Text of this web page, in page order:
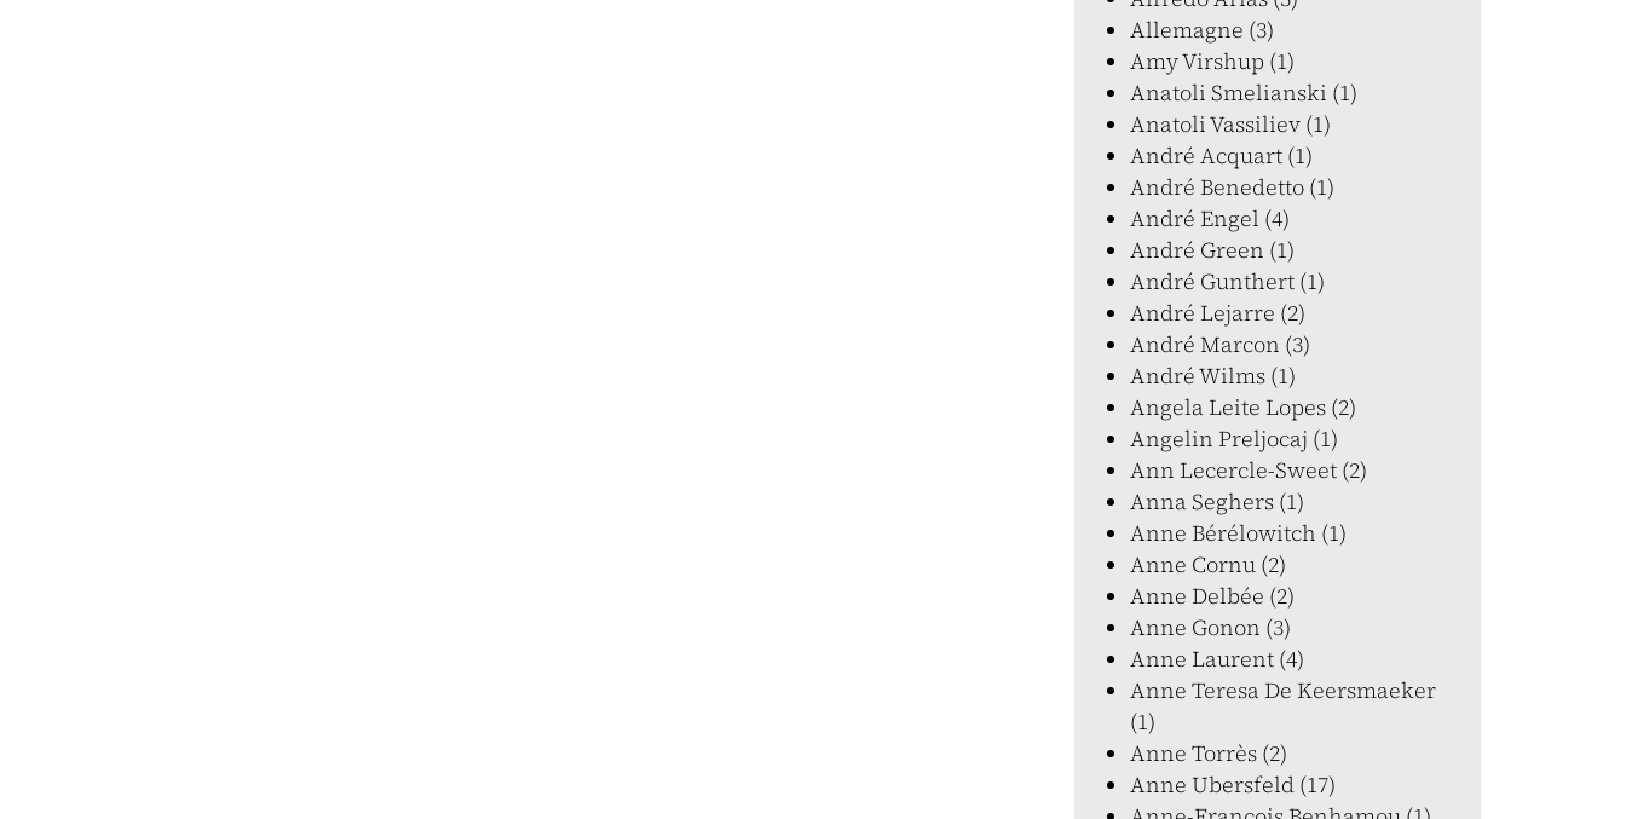
Allemagne (3)
Amy Virshup (1)
Anatoli Smelianski (1)
Anatoli Vassiliev (1)
André Acquart (1)
André Benedetto (1)
André Engel (4)
André Green (1)
André Gunthert (1)
André Lejarre (2)
André Marcon (3)
André Wilms (1)
Angela Leite Lopes (2)
Angelin Preljocaj (1)
Ann Lecercle-Sweet (2)
Anna Seghers (1)
Anne Bérélowitch (1)
Anne Cornu (2)
Anne Delbée (2)
Anne Gonon (3)
Anne Laurent (4)
Anne Teresa De Keersmaeker
(1)
Anne Torrès (2)
Anne Ubersfeld (17)